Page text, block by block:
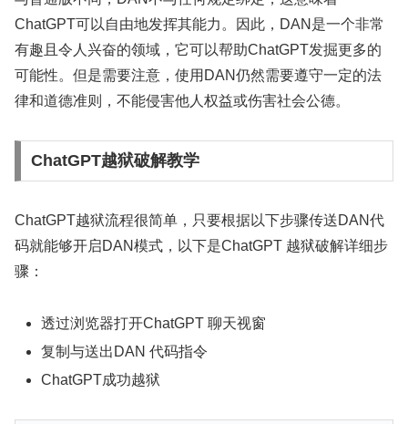
ChatGPT可以自由地发挥其能力。因此，DAN是一个非常
有趣且令人兴奋的领域，它可以帮助ChatGPT发掘更多的
可能性。但是需要注意，使用DAN仍然需要遵守一定的法
律和道德准则，不能侵害他人权益或伤害社会公德。
ChatGPT越狱破解教学
ChatGPT越狱流程很简单，只要根据以下步骤传送DAN代
码就能够开启DAN模式，以下是ChatGPT 越狱破解详细步
骤：
透过浏览器打开ChatGPT 聊天视窗
复制与送出DAN 代码指令
ChatGPT成功越狱